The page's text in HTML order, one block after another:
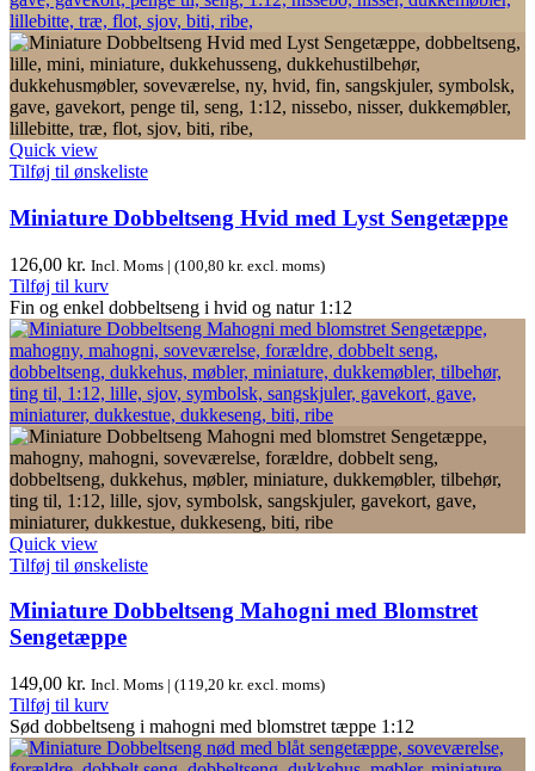
Quick view
Tilføj til ønskeliste
Miniature Dobbeltseng Hvid med Lyst Sengetæppe
126,00 kr. Incl. Moms | (100,80 kr. excl. moms)
Tilføj til kurv
Fin og enkel dobbeltseng i hvid og natur 1:12
Quick view
Tilføj til ønskeliste
Miniature Dobbeltseng Mahogni med Blomstret
Sengetæppe
149,00 kr. Incl. Moms | (119,20 kr. excl. moms)
Tilføj til kurv
Sød dobbeltseng i mahogni med blomstret tæppe 1:12